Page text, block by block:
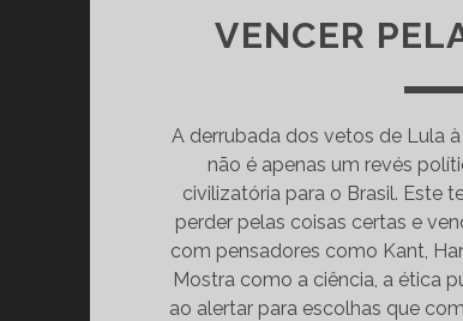
VENCER
A derrubada dos vetos de Lula
não é apenas um revés
civilizatória para o Brasil. Este
perder pelas coisas certas e
com pensadores como Kant,
Mostra como a ciência, a ética
ao alertar para escolhas que